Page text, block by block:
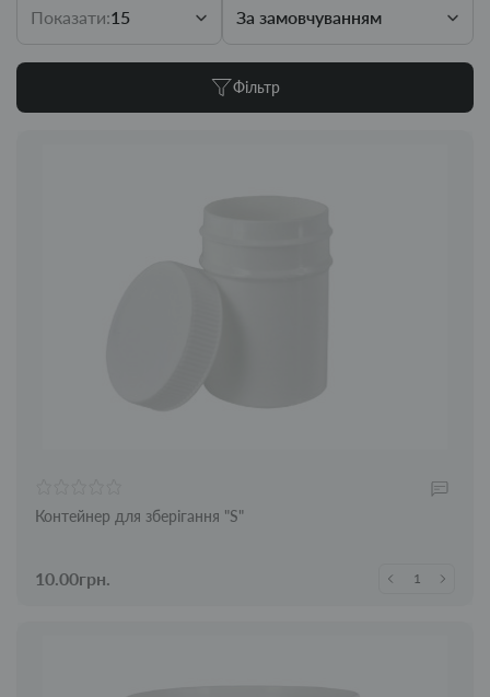
Показати:15 За замовчуванням
Фільтр
Контейнер для зберігання "S"
10.00грн.